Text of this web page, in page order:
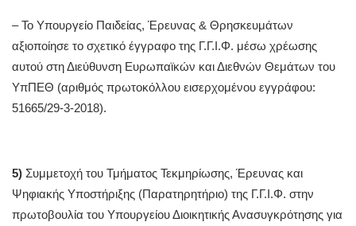
– To Υπουργείο Παιδείας, Έρευνας & Θρησκευμάτων
αξιοποίησε το σχετικό έγγραφο της Γ.Γ.Ι.Φ. μέσω χρέωσης
αυτού στη Διεύθυνση Ευρωπαϊκών και Διεθνών Θεμάτων του
ΥπΠΕΘ (αριθμός πρωτοκόλλου εισερχομένου εγγράφου:
51665/29-3-2018).
5) Συμμετοχή του Τμήματος Τεκμηρίωσης, Έρευνας και
Ψηφιακής Υποστήριξης (Παρατηρητήριο) της Γ.Γ.Ι.Φ. στην
πρωτοβουλία του Υπουργείου Διοικητικής Ανασυγκρότησης για